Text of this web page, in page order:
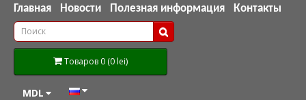
Главная Новости Полезная информация Контакты
Товаров 0 (0 lei)
MDL